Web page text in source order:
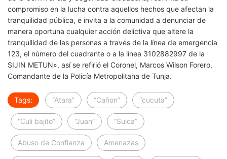
compromiso en la lucha contra aquellos hechos que afectan la
tranquilidad pública, e invita a la comunidad a denunciar de
manera oportuna cualquier acción delictiva que altere la
tranquilidad de las personas a través de la línea de emergencia
123, el número del cuadrante o a la línea 3102882997 de la
SIJIN METUN», así se refirió el Coronel, Marcos Wilson Forero,
Comandante de la Policía Metropolitana de Tunja.
Tags: “Atara” “Cañon” “cucuta”
“Culi bajito” “Juan” “Suica”
Abuso de Confianza Amenazas